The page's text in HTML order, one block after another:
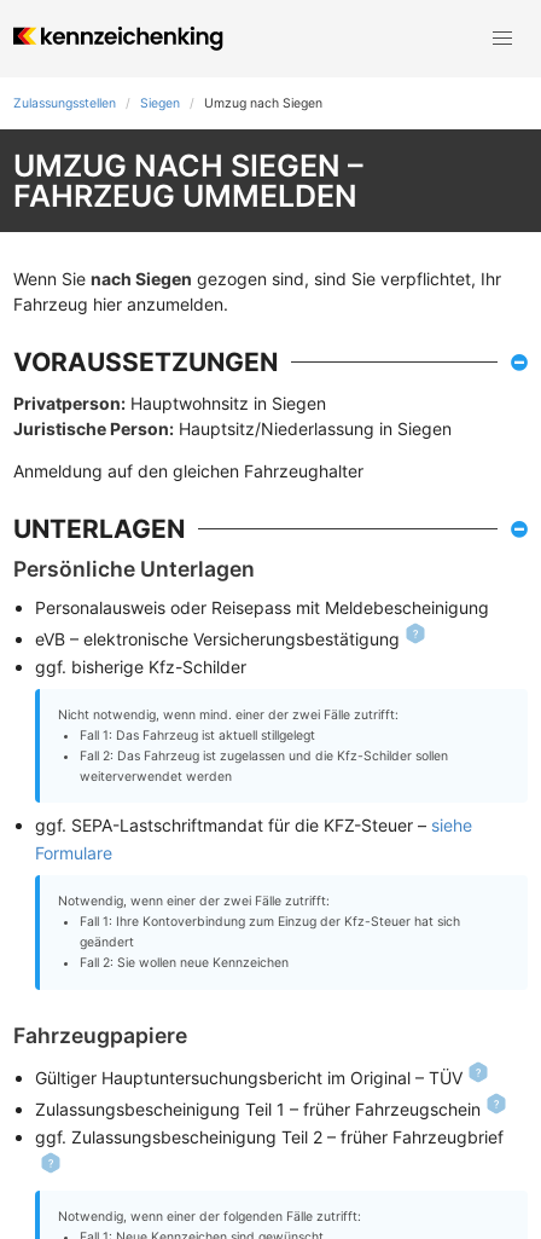
Zulassungsstellen Siegen Umzug nach Siegen
UMZUG NACH SIEGEN –
FAHRZEUG UMMELDEN
Wenn Sie nach Siegen gezogen sind, sind Sie verpflichtet, Ihr
Fahrzeug hier anzumelden.
VORAUSSETZUNGEN
Privatperson: Hauptwohnsitz in Siegen
Juristische Person: Hauptsitz/Niederlassung in Siegen
Anmeldung auf den gleichen Fahrzeughalter
UNTERLAGEN
Persönliche Unterlagen
Personalausweis oder Reisepass mit Meldebescheinigung
eVB – elektronische Versicherungsbestätigung
ggf. bisherige Kfz-Schilder
Nicht notwendig, wenn mind. einer der zwei Fälle zutrifft:
Fall 1: Das Fahrzeug ist aktuell stillgelegt
Fall 2: Das Fahrzeug ist zugelassen und die Kfz-Schilder sollen
weiterverwendet werden
ggf. SEPA-Lastschriftmandat für die KFZ-Steuer – siehe
Formulare
Notwendig, wenn einer der zwei Fälle zutrifft:
Fall 1: Ihre Kontoverbindung zum Einzug der Kfz-Steuer hat sich
geändert
Fall 2: Sie wollen neue Kennzeichen
Fahrzeugpapiere
Gültiger Hauptuntersuchungsbericht im Original – TÜV
Zulassungsbescheinigung Teil 1 – früher Fahrzeugschein
ggf. Zulassungsbescheinigung Teil 2 – früher Fahrzeugbrief
Notwendig, wenn einer der folgenden Fälle zutrifft: